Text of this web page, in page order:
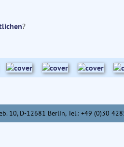
?
10, D-12681 Berlin, Tel.: +49 (0)30